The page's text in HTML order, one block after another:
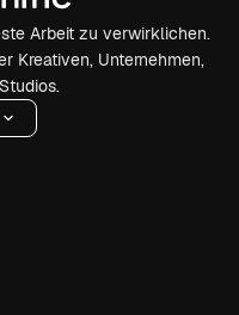
Arbeit zu verwirklichen.
Kreativen, Unternehmen,